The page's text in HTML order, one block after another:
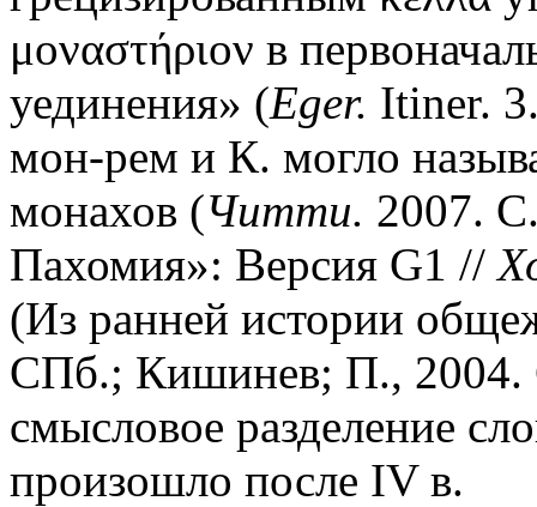
μοναστήριον в
уединения» (Eger. Itiner.
мон-рем и К. могло
монахов (Читти. 2007.
Пахомия»: Версия G1 //
(Из ранней истории
СПб.; Кишинев; П., 2004.
смысловое разделение
произошло после IV в.